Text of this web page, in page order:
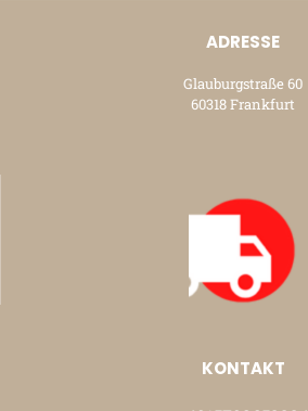
ADRESSE
Glauburgstraße 60
60318 Frankfurt
KONTAKT